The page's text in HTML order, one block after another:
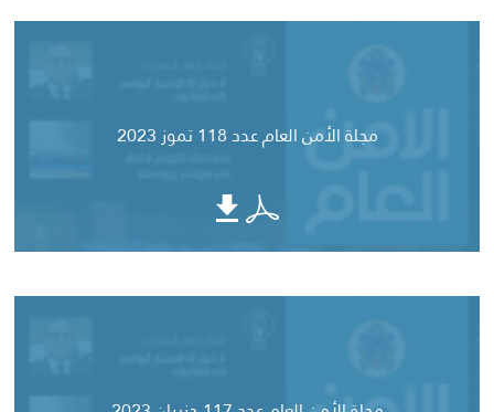
مجلة الأمن العام عدد 118 تموز 2023